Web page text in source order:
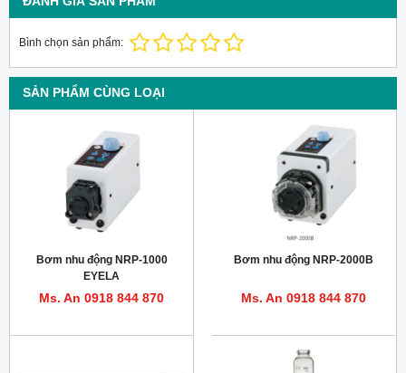
Bình chọn sản phẩm:
SẢN PHẨM CÙNG LOẠI
Bơm nhu động NRP-1000
EYELA
Ms. An 0918 844 870
Bơm nhu động NRP-2000B
Ms. An 0918 844 870